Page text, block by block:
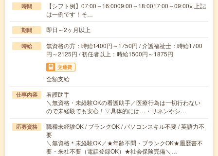
時間
【シフト例】07:00～16:0009:00～18:0017:00～09:00※ 上記
は一例です！そ…
期間 即日～2ヶ月以上
時給
無資格の方：時給1400円～1750円 / 介護福祉士：時給1700
円～2125円 / 初任者以上：時給1500円～1875円
交通費
全額支給
仕事内容
看護助手
＼無資格・未経験OKの看護助手／医療行為は一切行わない
ので未経験でも安心！▽具体的には…・リネンやシ…
応募資格
職種未経験OK / ブランクOK / パソコンスキル不要 / 英語力不
要
＼無資格＊未経験OK／★年齢不問・ブランクOK★履歴書不
要・来社不要（電話登録OK）★社会保険完備＼…